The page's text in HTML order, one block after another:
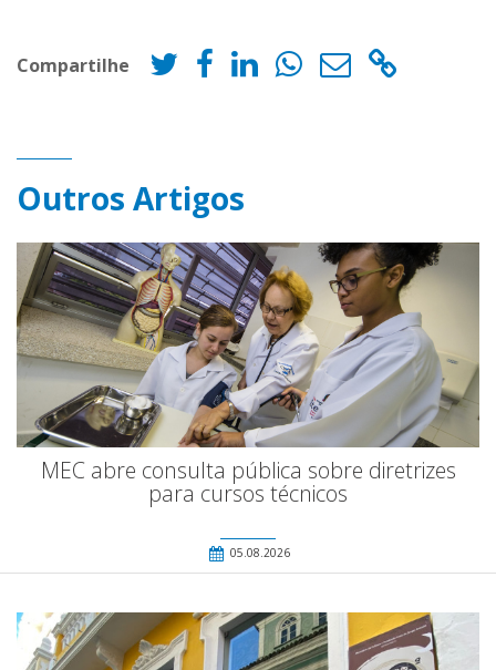
Compartilhe
Outros Artigos
MEC abre consulta pública sobre diretrizes
para cursos técnicos
05.08.2026